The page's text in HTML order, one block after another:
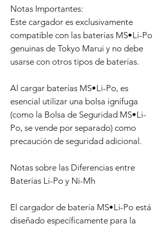
Notas Importantes:
Este cargador es exclusivamente
compatible con las baterías MS•Li-Po
genuinas de Tokyo Marui y no debe
usarse con otros tipos de baterías.
Al cargar baterías MS•Li-Po, es
esencial utilizar una bolsa ignífuga
(como la Bolsa de Seguridad MS•Li-
Po, se vende por separado) como
precaución de seguridad adicional.
Notas sobre las Diferencias entre
Baterías Li-Po y Ni-Mh
El cargador de batería MS•Li-Po está
diseñado específicamente para la